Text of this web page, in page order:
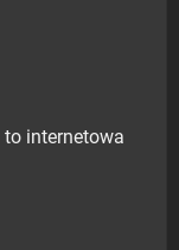
to internetowa